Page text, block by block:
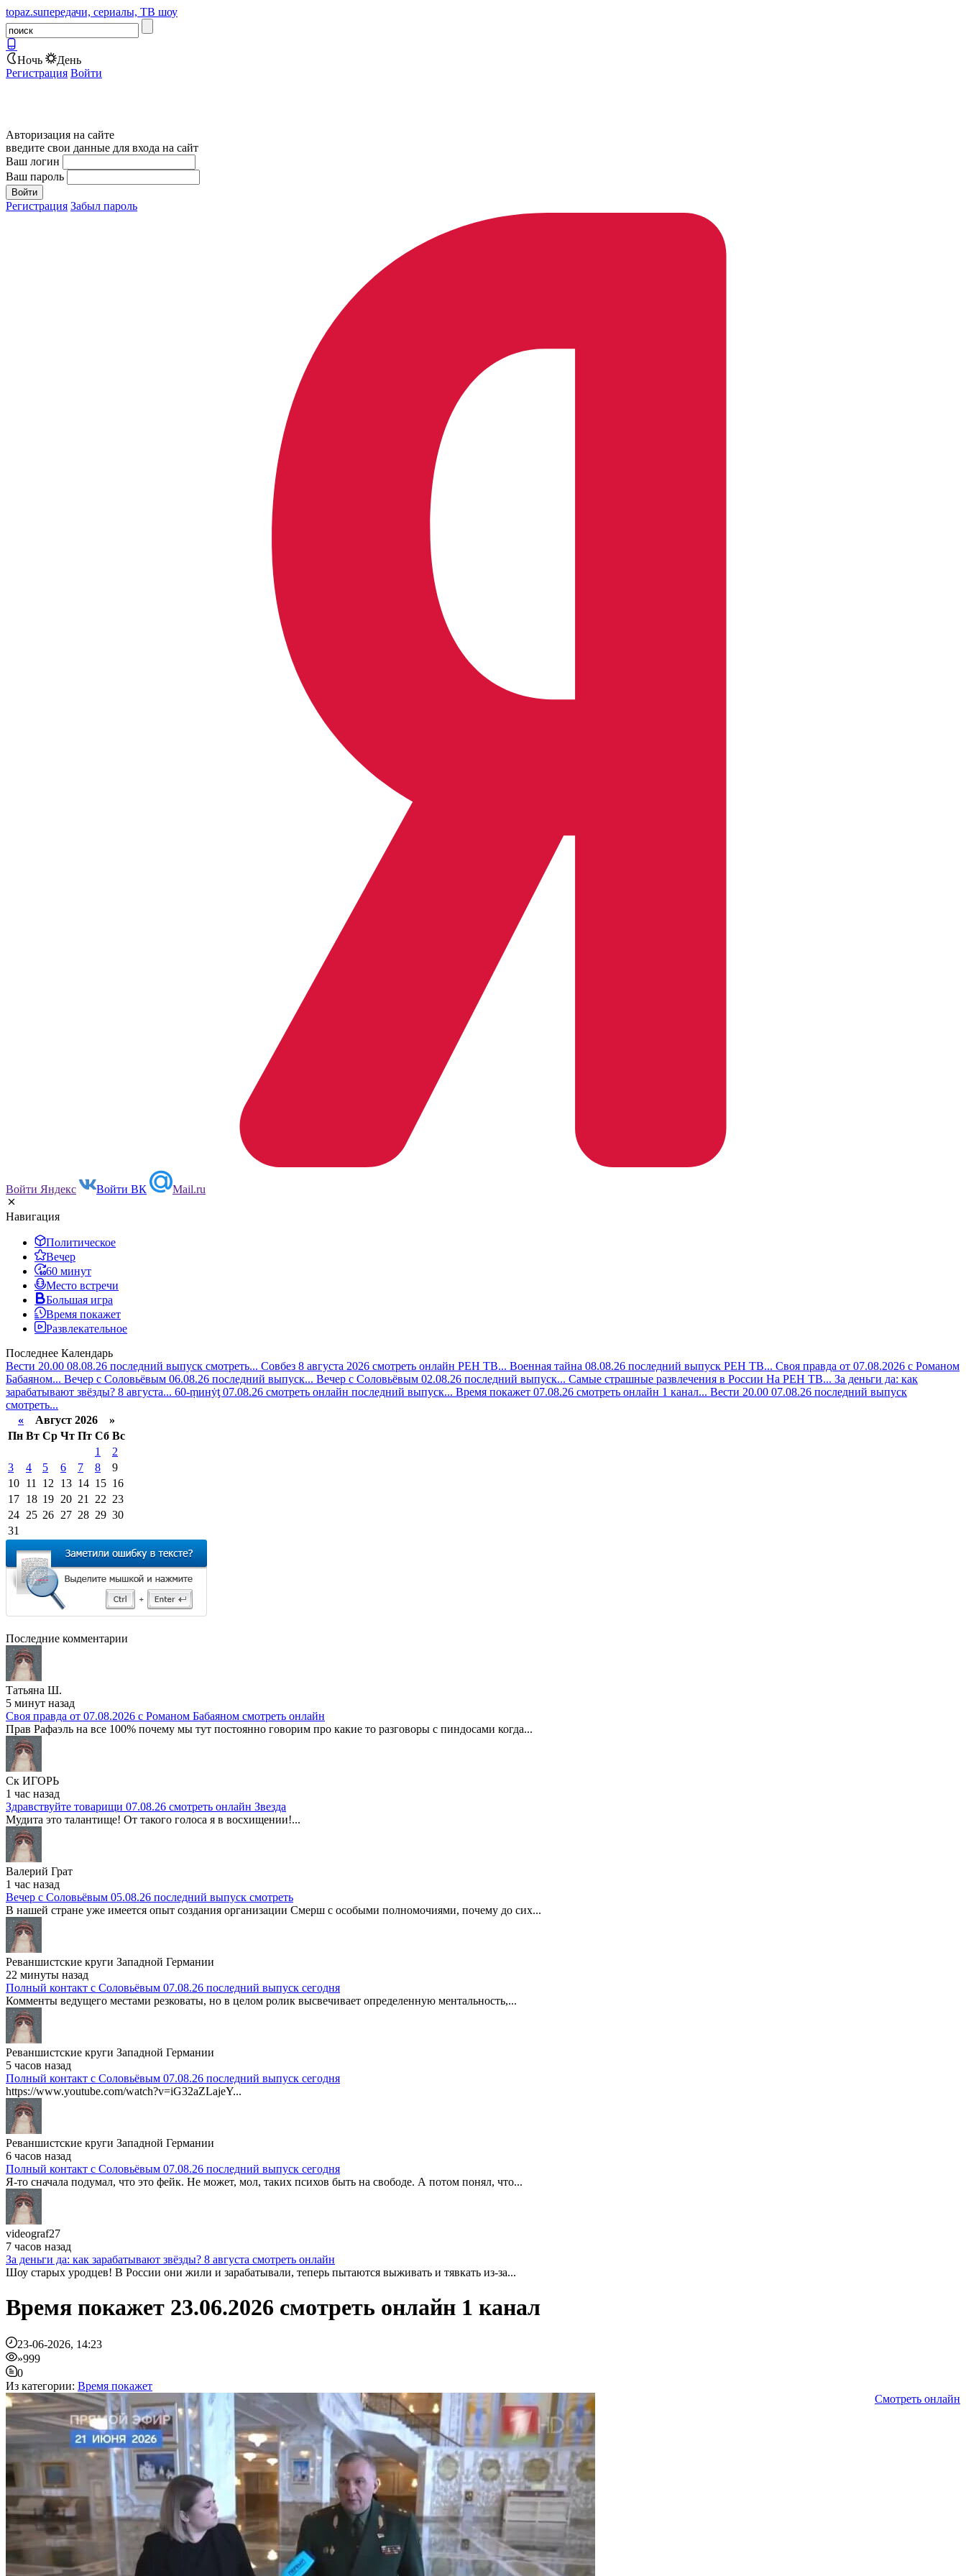
topaz.suпередачи, сериалы, ТВ шоу
Ночь
День
Регистрация Войти
Авторизация на сайте
введите свои данные для входа на сайт
Ваш логин
Ваш пароль
Регистрация Забыл пароль
Войти Яндекс Войти ВК Mail.ru
Навигация
Политическое
Вечер
60 минут
Место встречи
Большая игра
Время покажет
Развлекательное
Последнее Календарь
Вести 20.00 08.08.26 последний выпуск смотреть... Совбез 8 августа 2026 смотреть онлайн РЕН ТВ... Военная тайна 08.08.26 последний выпуск РЕН ТВ... Своя правда от 07.08.2026 с Романом
Бабаяном... Вечер с Соловьёвым 06.08.26 последний выпуск... Вечер с Соловьёвым 02.08.26 последний выпуск... Самые страшные развлечения в России На РЕН ТВ... За деньги да: как
зарабатывают звёзды? 8 августа... 60-ṃинẏƫ 07.08.26 смотреть онлайн последний выпуск... Время покажет 07.08.26 смотреть онлайн 1 канал... Вести 20.00 07.08.26 последний выпуск
смотреть...
« Август 2026 »
Пн Вт Ср Чт Пт Сб Вс
1
2
3
4 5 6 7 8
9
10 11 12 13 14 15 16
17 18 19 20 21 22 23
24 25 26 27 28 29 30
31
Последние комментарии
Татьяна Ш.
5 минут назад
Своя правда от 07.08.2026 с Романом Бабаяном смотреть онлайн
Прав Рафаэль на все 100% почему мы тут постоянно говорим про какие то разговоры с пиндосами когда...
Ск ИГОРЬ
1 час назад
Здравствуйте товарищи 07.08.26 смотреть онлайн Звезда
Мудита это талантище! От такого голоса я в восхищении!...
Валерий Грат
1 час назад
Вечер с Соловьёвым 05.08.26 последний выпуск смотреть
В нашей стране уже имеется опыт создания организации Смерш с особыми полномочиями, почему до сих...
Реваншистские круги Западной Германии
22 минуты назад
Полный контакт с Соловьёвым 07.08.26 последний выпуск сегодня
Комменты ведущего местами резковаты, но в целом ролик высвечивает определенную ментальность,...
Реваншистские круги Западной Германии
5 часов назад
Полный контакт с Соловьёвым 07.08.26 последний выпуск сегодня
https://www.youtube.com/watch?v=iG32aZLajeY...
Реваншистские круги Западной Германии
6 часов назад
Полный контакт с Соловьёвым 07.08.26 последний выпуск сегодня
Я-то сначала подумал, что это фейк. Не может, мол, таких психов быть на свободе. А потом понял, что...
videograf27
7 часов назад
За деньги да: как зарабатывают звёзды? 8 августа смотреть онлайн
Шоу старых уродцев! В России они жили и зарабатывали, теперь пытаются выживать и тявкать из-за...
Время покажет 23.06.2026 смотреть онлайн 1 канал
23-06-2026, 14:23
»999
0
Из категории: Время покажет
Смотреть онлайн